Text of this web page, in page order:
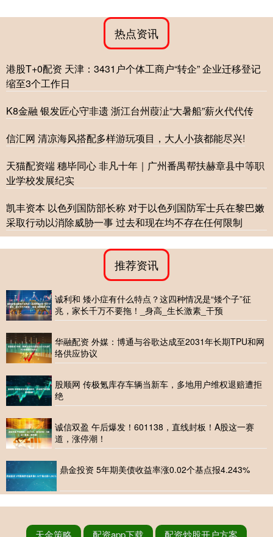
热点资讯
港股T+0配资 天津：3431户个体工商户“转企” 企业迁移登记
缩至3个工作日
K8金融 银发匠心守非遗 浙江台州葭沚“大暑船”薪火代代传
信汇网 清凉海风搭配多样游玩项目，大人小孩都能尽兴!
天猫配资端 穗毕同心 非凡十年｜广州番禺帮扶赫章县中等职
业学校发展纪实
凯丰资本 以色列国防部长称 对于以色列国防军士兵在黎巴嫩
采取行动以消除威胁一事 过去和现在均不存在任何限制
推荐资讯
诚利和 矮小症有什么特点？这四种情况是“矮个子”征
兆，家长千万不要拖！_身高_生长激素_干预
华融配资 外媒：博通与谷歌达成至2031年长期TPU和网
络供应协议
股顺网 传极氪库存车辆当新车，多地用户维权退赔遭拒
绝
诚信双盈 午后爆发！601138，直线封板！A股这一赛
道，涨停潮！
鼎金投资 5年期美债收益率涨0.02个基点报4.243%
天金策略 配资app下载 配资炒股开户方案